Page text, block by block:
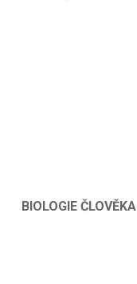
BIOLOGIE ČLOVĚKA